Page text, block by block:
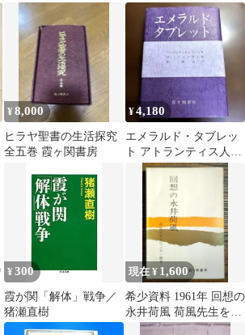
をしたのか
ym_b16_5809
¥8,000
ヒラヤ聖書の生活探究
全五巻 霞ヶ関書房
¥4,180
エメラルド・タブレッ
ト アトランティス人ト
ート著 霞ヶ関書房
¥300
霞が関「解体」戦争／
猪瀬直樹
現在 ¥ 1,600
希少資料 1961年 回想の
永井荷風 荷風先生を偲
ぶ会